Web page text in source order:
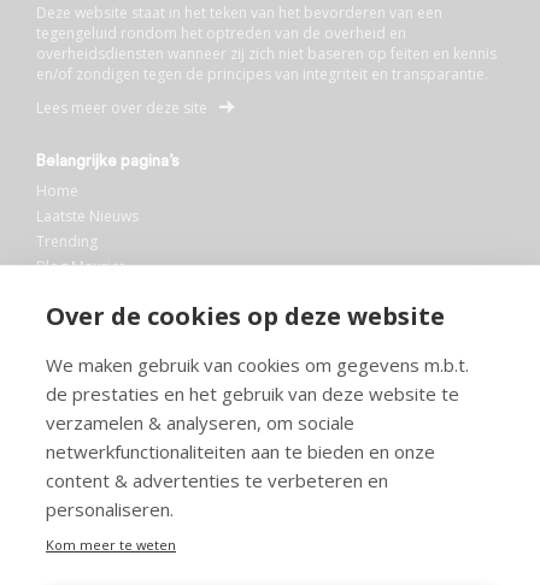
Over de cookies op deze website
We maken gebruik van cookies om gegevens m.b.t.
de prestaties en het gebruik van deze website te
verzamelen & analyseren, om sociale
netwerkfunctionaliteiten aan te bieden en onze
content & advertenties te verbeteren en
personaliseren.
Kom meer te weten
Deze website staat in het teken van het bevorderen van een
tegengeluid rondom het optreden van de overheid en
overheidsdiensten wanneer zij zich niet baseren op feiten en kennis
en/of zondigen tegen de principes van integriteit en transparantie.
Lees meer over deze site
Belangrijke pagina’s
Home
Laatste Nieuws
Trending
Blog Maurice
Bibliotheek
Info en service
FAQ
Doneren
Privacy
Voorwaarden
Meedoen